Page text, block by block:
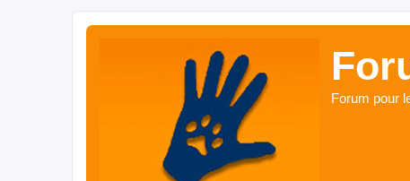
Forum pour